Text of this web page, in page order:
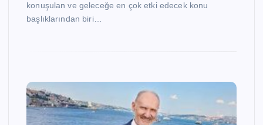
konuşulan ve geleceğe en çok etki edecek konu
başlıklarından biri…